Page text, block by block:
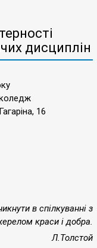
дисциплін
коледж
16
в спілкуванні з
краси і добра.
Л.Толстой